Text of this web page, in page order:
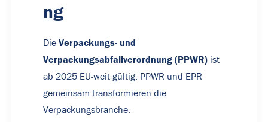
ng
Die Verpackungs- und
Verpackungsabfallverordnung (PPWR) ist
ab 2025 EU-weit gültig. PPWR und EPR
gemeinsam transformieren die
Verpackungsbranche.